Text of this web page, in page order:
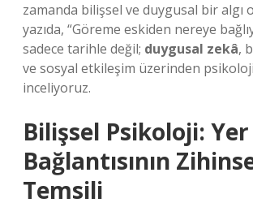
zamanda bilişsel ve duygusal bir algı
yazıda, “Göreme eskiden nereye
sadece tarihle değil; duygusal zekâ,
ve sosyal etkileşim üzerinden
inceliyoruz.
Bilişsel Psikoloji: Yer
Bağlantısının
Temsili